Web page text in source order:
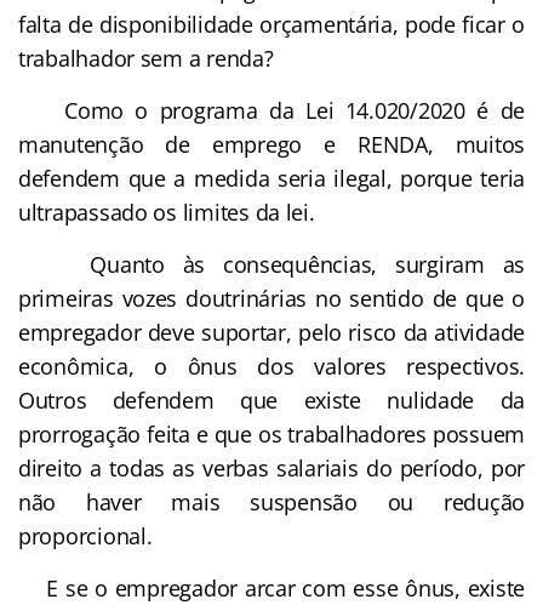
falta de disponibilidade orçamentária, pode ficar o
trabalhador sem a renda?
Como o programa da Lei 14.020/2020 é de
manutenção de emprego e RENDA, muitos
defendem que a medida seria ilegal, porque teria
ultrapassado os limites da lei.
Quanto às consequências, surgiram as
primeiras vozes doutrinárias no sentido de que o
empregador deve suportar, pelo risco da atividade
econômica, o ônus dos valores respectivos.
Outros defendem que existe nulidade da
prorrogação feita e que os trabalhadores possuem
direito a todas as verbas salariais do período, por
não haver mais suspensão ou redução
proporcional.
E se o empregador arcar com esse ônus, existe